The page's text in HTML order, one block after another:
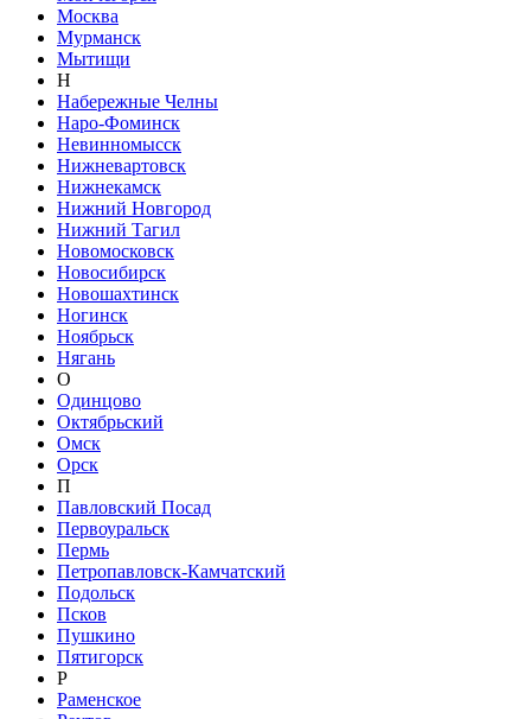
Москва
Мурманск
Мытищи
Н
Набережные Челны
Наро-Фоминск
Невинномысск
Нижневартовск
Нижнекамск
Нижний Новгород
Нижний Тагил
Новомосковск
Новосибирск
Новошахтинск
Ногинск
Ноябрьск
Нягань
О
Одинцово
Октябрьский
Омск
Орск
П
Павловский Посад
Первоуральск
Пермь
Петропавловск-Камчатский
Подольск
Псков
Пушкино
Пятигорск
Р
Раменское